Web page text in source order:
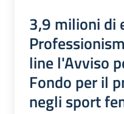
3,9 milioni di
line l'Avviso
Fondo per il
negli sport